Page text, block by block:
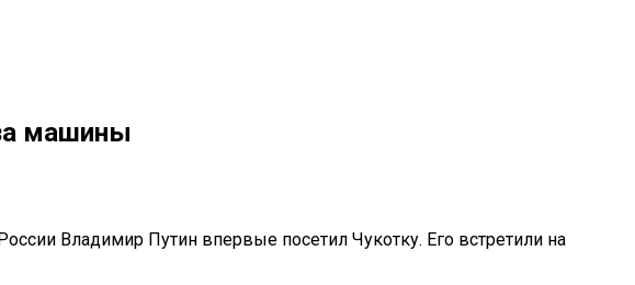
машины
Владимир Путин впервые посетил Чукотку. Его встретили на